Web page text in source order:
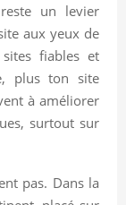
un levier
aux yeux de
fiables et
plus ton site
à améliorer
surtout sur
pas. Dans la